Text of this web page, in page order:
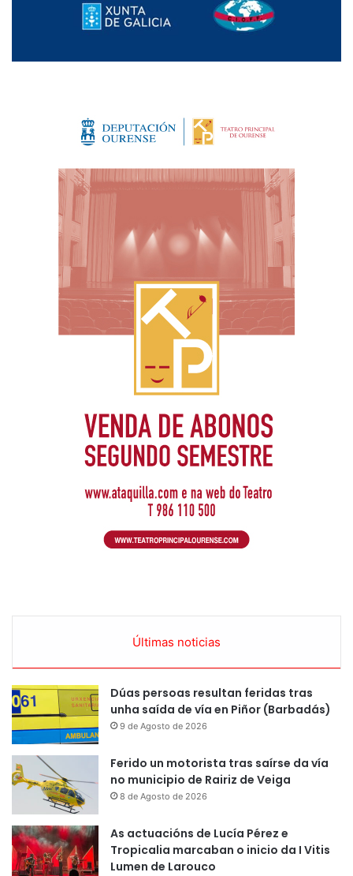
Últimas noticias
Dúas persoas resultan feridas tras
unha saída de vía en Piñor (Barbadás)
9 de Agosto de 2026
Ferido un motorista tras saírse da vía
no municipio de Rairiz de Veiga
8 de Agosto de 2026
As actuacións de Lucía Pérez e
Tropicalia marcaban o inicio da I Vitis
Lumen de Larouco